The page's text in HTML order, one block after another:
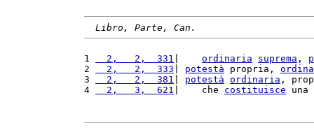
Libro, Parte, Can.
1
  2,   2,  331
ordinaria suprema ,
2
  2,   2,  333
potestà propria,
3
  2,   2,  381
potestà ordinaria ,
4
  2,   3,  621
|    che costituisce una